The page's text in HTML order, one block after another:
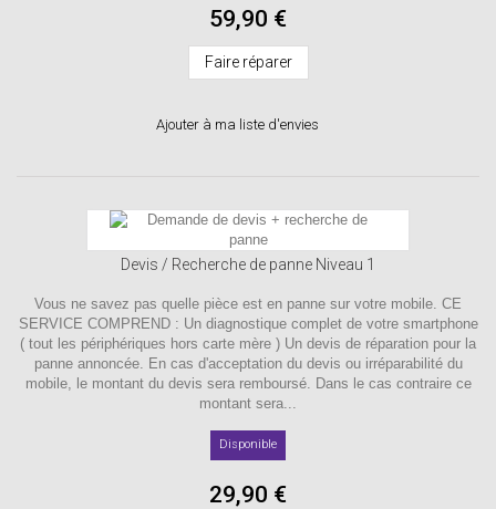
59,90 €
Faire réparer
Ajouter à ma liste d'envies
Devis / Recherche de panne Niveau 1
Vous ne savez pas quelle pièce est en panne sur votre mobile. CE
SERVICE COMPREND : Un diagnostique complet de votre smartphone
( tout les périphériques hors carte mère ) Un devis de réparation pour la
panne annoncée. En cas d'acceptation du devis ou irréparabilité du
mobile, le montant du devis sera remboursé. Dans le cas contraire ce
montant sera...
Disponible
29,90 €